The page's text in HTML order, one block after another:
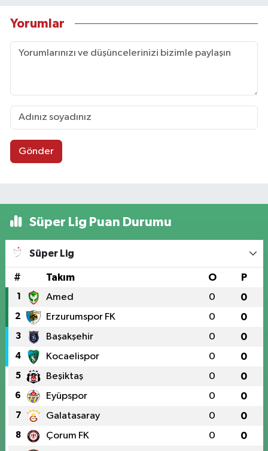
Yorumlar
Gönder
Süper Lig Puan Durumu
Süper Lig
# Takım O P
1 Amed 0 0
2 Erzurumspor FK 0 0
3 Başakşehir 0 0
4 Kocaelispor 0 0
5 Beşiktaş 0 0
6 Eyüpspor 0 0
7 Galatasaray 0 0
8 Çorum FK 0 0